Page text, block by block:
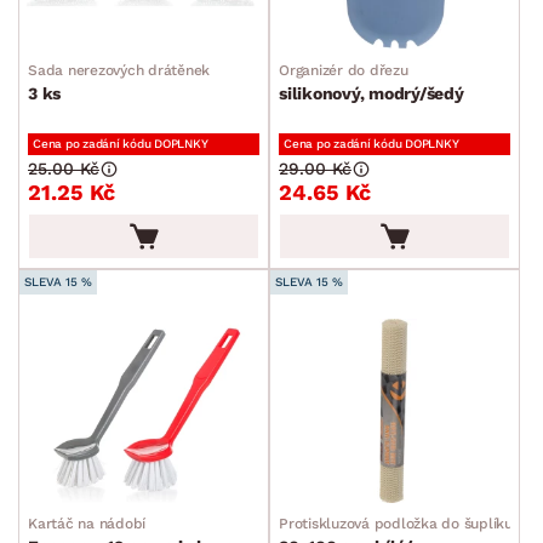
Kuchyňské doplňky
Ostatní kuchyňské doplňky
Držáky, regály, háčky a tyče
Koupelnové doplňky
Kuchyňské příslušenství
Malířské potřeby
Ostatní bytové doplňky
Dětské doplňky a příslušenství
Doplňky pro domácí mazlíčky
Vánoce
Sada nerezových drátěnek
3 ks
Cena po zadání kódu DOPLNKY
21.25 Kč
25.00 Kč
Organizér do dřezu
silikonový, modrý/šedý
Cena po zadání kódu DOPLNKY
24.65 Kč
29.00 Kč
SLEVA 15 %
Kartáč na nádobí
SLEVA 15 %
Protiskluzová podložka do šuplíku